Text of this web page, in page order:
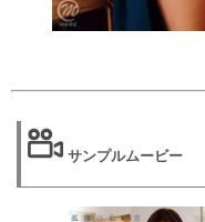
サンプルムービー